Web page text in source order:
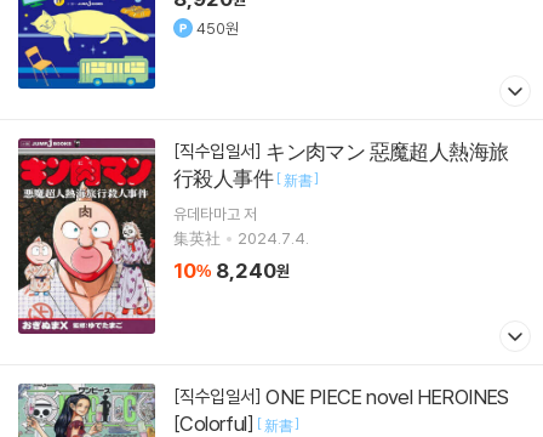
450원
[직수입일서]
行殺人事件 [ 新書]
유데타마고 저
集英社
2024.7.4.
10% 8,240원
[직수입일서] ONE PIECE novel HEROINES
[Colorful] [ 新書]